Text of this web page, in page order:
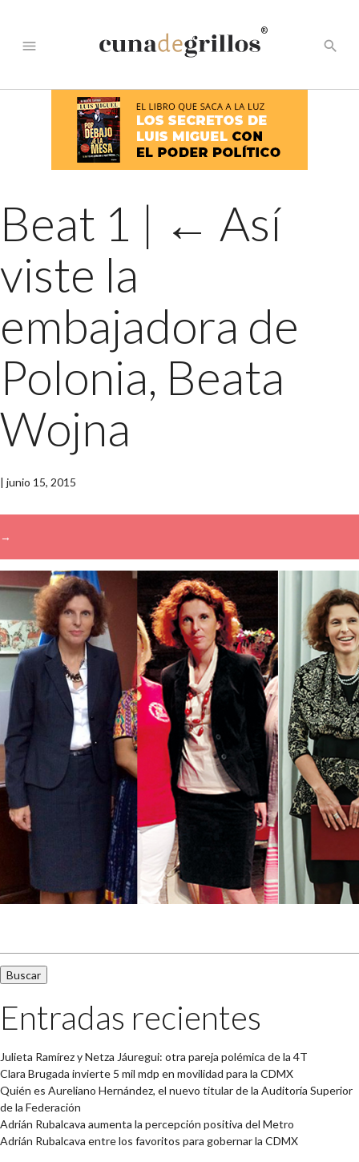
menu
®
search
Beat 1 | ← Así
viste la
embajadora de
Polonia, Beata
Wojna
| junio 15, 2015
→
Entradas recientes
Julieta Ramírez y Netza Jáuregui: otra pareja polémica de la 4T
Clara Brugada invierte 5 mil mdp en movilidad para la CDMX
Quién es Aureliano Hernández, el nuevo titular de la Auditoría Superior
de la Federación
Adrián Rubalcava aumenta la percepción positiva del Metro
Adrián Rubalcava entre los favoritos para gobernar la CDMX